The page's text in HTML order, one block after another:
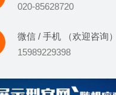
020-85628720
微信 / 手机 （欢迎咨询）
15989229398